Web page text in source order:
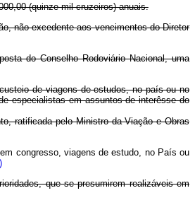
(quinze mil cruzeiros) anuais.
não excedente aos vencimentos do Diretor
do Conselho Rodoviário Nacional, uma
de viagens de estudos, no país ou no
especialistas em assuntos de interêsse do
ratificada pelo Ministro da Viação e Obras
congresso, viagens de estudo, no País ou
que se presumirem realizáveis em